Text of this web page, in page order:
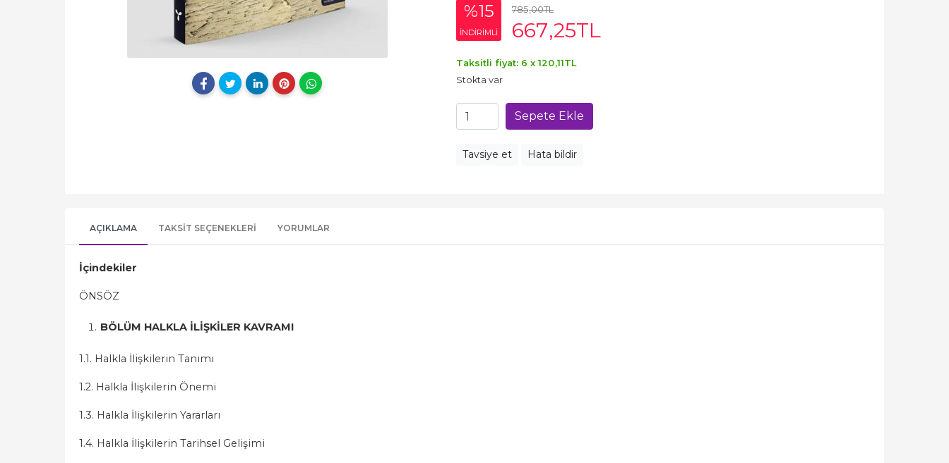
%15
INDIRIMLI
785,00TL
667,25TL
Taksitli fiyat: 6 x 120,11TL
Stokta var
Sepete Ekle
Tavsiye et Hata bildir
AÇIKLAMA TAKSIT SEÇENEKLERI YORUMLAR
İçindekiler
ÖNSÖZ
BÖLÜM HALKLA İLİŞKİLER KAVRAMI
1.1. Halkla İlişkilerin Tanımı
1.2. Halkla İlişkilerin Önemi
1.3. Halkla İlişkilerin Yararları
1.4. Halkla İlişkilerin Tarihsel Gelişimi